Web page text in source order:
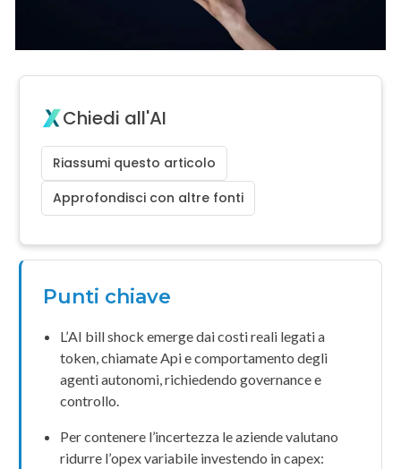
Chiedi all'AI
Riassumi questo articolo
Approfondisci con altre fonti
Punti chiave
L’AI bill shock emerge dai costi reali legati a
token , chiamate Apie comportamento degli
agenti autonomi , richiedendo governance e
controllo.
Per contenere l’incertezza le aziende valutano
ridurre l’opexvariabile investendo incapex: